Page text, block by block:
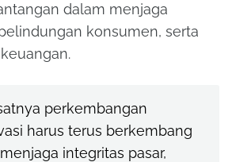
dalam menjaga
konsumen, serta
perkembangan
harus terus berkembang
integritas pasar,